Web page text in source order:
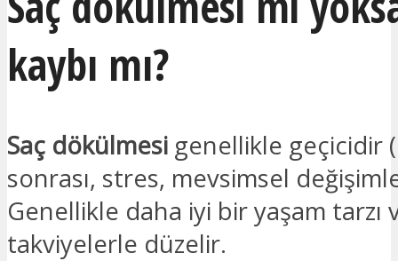
kaybı mı?
Saç dökülmesi genellikle geçicidir
sonrası, stres, mevsimsel
Genellikle daha iyi bir yaşam tarzı
takviyelerle düzelir.